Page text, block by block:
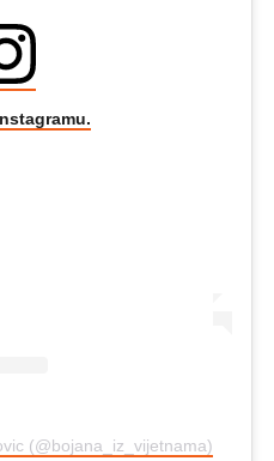
(@bojana_iz_vijetnama)